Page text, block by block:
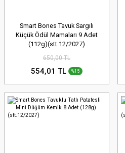
Smart Bones Tavuk Sargılı
Küçük Ödül Mamaları 9 Adet
(112g)(stt.12/2027)
650,00 TL
554,01 TL %15